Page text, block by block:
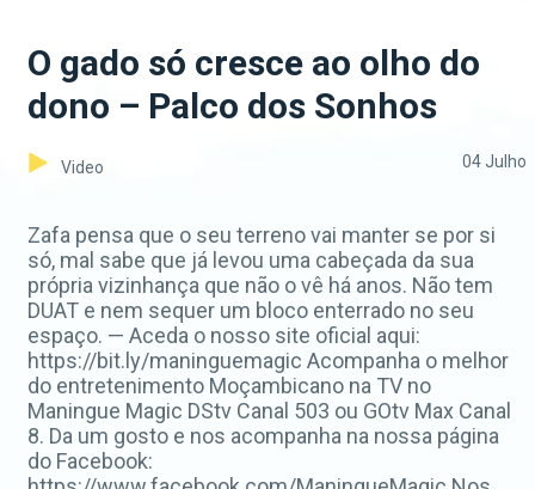
O gado só cresce ao olho do
dono – Palco dos Sonhos
Video 04 Julho
Zafa pensa que o seu terreno vai manter se por si
só, mal sabe que já levou uma cabeçada da sua
própria vizinhança que não o vê há anos. Não tem
DUAT e nem sequer um bloco enterrado no seu
espaço. — Aceda o nosso site oficial aqui:
https://bit.ly/maninguemagic Acompanha o melhor
do entretenimento Moçambicano na TV no
Maningue Magic DStv Canal 503 ou GOtv Max Canal
8. Da um gosto e nos acompanha na nossa página
do Facebook: